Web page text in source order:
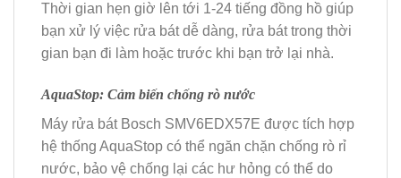
Thời gian hẹn giờ lên tới 1-24 tiếng đồng hồ giúp
bạn xử lý việc rửa bát dễ dàng, rửa bát trong thời
gian bạn đi làm hoặc trước khi bạn trở lại nhà.
AquaStop: Cảm biến chống rò nước
Máy rửa bát Bosch SMV6EDX57E được tích hợp
hệ thống AquaStop có thể ngăn chặn chống rò rỉ
nước, bảo vệ chống lại các hư hỏng có thể do